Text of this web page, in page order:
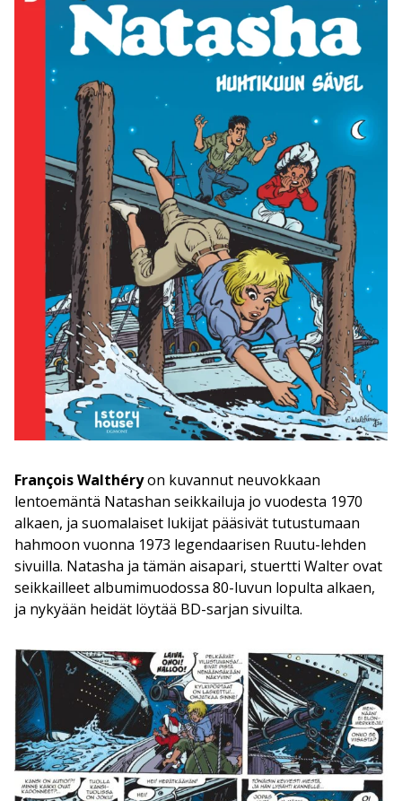
François Walthéryon kuvannut neuvokkaan
lentoemäntä Natashan seikkailuja jo vuodesta 1970
alkaen, ja suomalaiset lukijat pääsivät tutustumaan
hahmoon vuonna 1973 legendaarisen Ruutu-lehden
sivuilla. Natasha ja tämän aisapari, stuertti Walter ovat
seikkailleet albumimuodossa 80-luvun lopulta alkaen,
ja nykyään heidät löytää BD-sarjan sivuilta.